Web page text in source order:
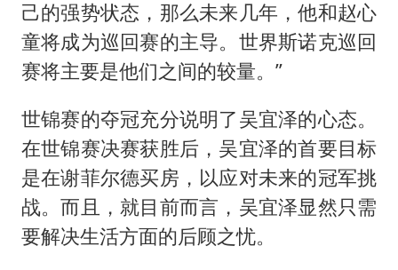
己的强势状态，那么未来几年，他和赵心
童将成为巡回赛的主导。世界斯诺克巡回
赛将主要是他们之间的较量。”
世锦赛的夺冠充分说明了吴宜泽的心态。
在世锦赛决赛获胜后，吴宜泽的首要目标
是在谢菲尔德买房，以应对未来的冠军挑
战。而且，就目前而言，吴宜泽显然只需
要解决生活方面的后顾之忧。